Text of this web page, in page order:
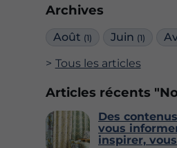
Archives
Août (1) Juin (1)
Tous les articles
Articles récents
Des
vous
inspirer,